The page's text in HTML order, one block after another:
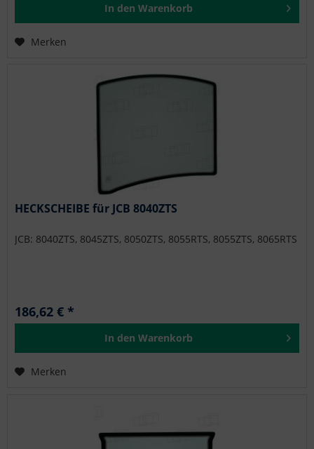
In den Warenkorb
Merken
HECKSCHEIBE für JCB 8040ZTS
JCB: 8040ZTS, 8045ZTS, 8050ZTS, 8055RTS, 8055ZTS, 8065RTS
186,62 € *
In den Warenkorb
Merken